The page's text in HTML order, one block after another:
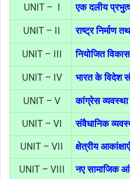
UNIT – I एक दलीय
UNIT – II राष्ट्र निर्माण
UNIT – III नियोजित
UNIT – IV भारत के विदेश
UNIT – V कांग्रेस
UNIT – VI संवैधानिक
UNIT – VII क्षेत्रीय
UNIT – VIII नए सामाजिक